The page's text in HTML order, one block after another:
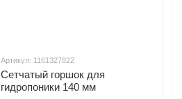
Артикул: 1161327822
Сетчатый горшок для
гидропоники 140 мм